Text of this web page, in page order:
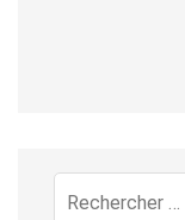
Recherche